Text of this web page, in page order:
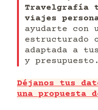
Travelgrafía
viajes
ayudarte
estructurado
adaptada a
y presupuesto.
Déjanos tus
una propuesta